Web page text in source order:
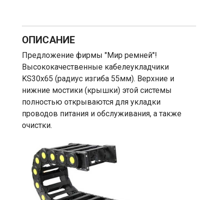
ОПИСАНИЕ
Предложение фирмы "Мир ремней"!
Высококачественные кабелеукладчики
KS30х65 (радиус изгиба 55мм). Верхние и
нижние мостики (крышки) этой системы
полностью открываются для укладки
проводов питания и обслуживания, а также
очистки.